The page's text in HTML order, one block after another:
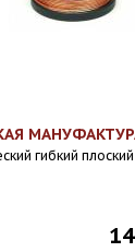
гибкий